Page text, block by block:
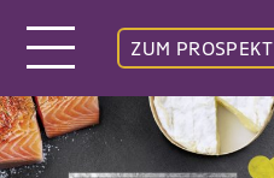
ZUM PROSPEKT